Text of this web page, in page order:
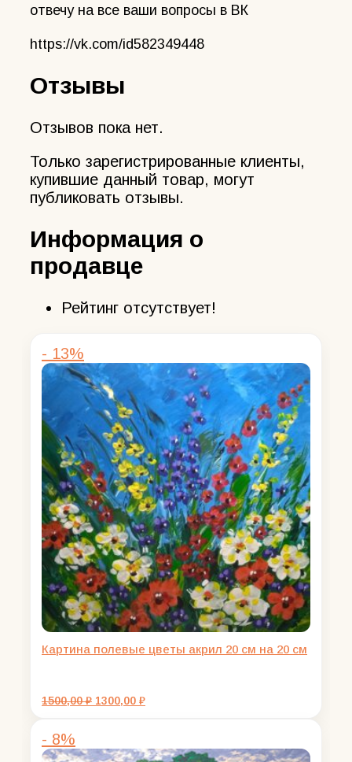
отвечу на все ваши вопросы в ВК
https://vk.com/id582349448
Отзывы
Отзывов пока нет.
Только зарегистрированные клиенты,
купившие данный товар, могут
публиковать отзывы.
Информация о
продавце
Рейтинг отсутствует!
- 13%
Картина полевые цветы акрил 20 см на 20 см
1500,00₽ Первоначальная
1300,00 ₽Текущая
- 8%